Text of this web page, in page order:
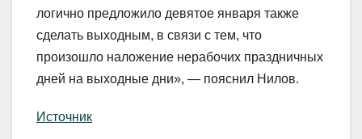
логично предложило девятое января также
сделать выходным, в связи с тем, что
произошло наложение нерабочих праздничных
дней на выходные дни», — пояснил Нилов.
Источник